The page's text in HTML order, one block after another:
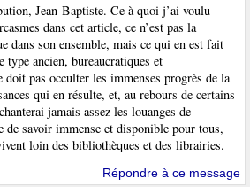
Jean-Baptiste. Ce à quoi j’ai voulu
dans cet article, ce n’est pas la
dans son ensemble, mais ce qui en est fait
type ancien, bureaucratiques et
doit pas occulter les immenses progrès de la
qui en résulte, et, au rebours de certains
jamais assez les louanges de
de savoir immense et disponible pour tous,
loin des bibliothèques et des librairies.
Répondre à ce message